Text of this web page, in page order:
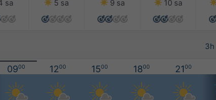
sa
5 sa
9 sa
10 sa
3h
0900 1200 1500 1800 2100